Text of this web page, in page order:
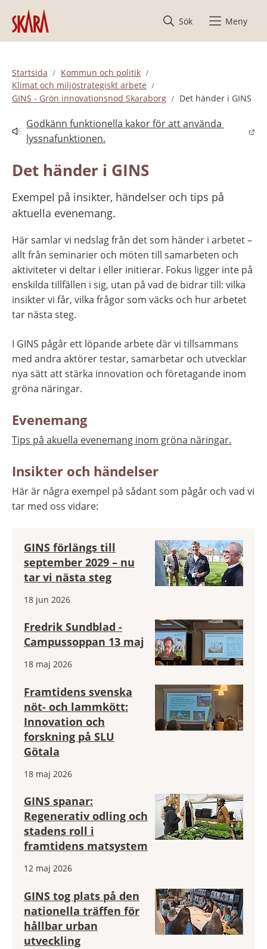
Hoppa till innehåll
Sök
Meny
Startsida
Kommun och politik
Klimat och miljöstrategiskt arbete
GINS - Grön innovationsnod Skaraborg
Det händer i GINS
Godkänn funktionella kakor för att använda
lyssnafunktionen.
Länk till annan webbplats.
Det händer i GINS
Exempel på insikter, händelser och tips på
aktuella evenemang.
Här samlar vi nedslag från det som händer i arbetet –
allt från seminarier och möten till samarbeten och
aktiviteter vi deltar i eller initierar. Fokus ligger inte på
enskilda tillfällen i sig, utan på vad de bidrar till: vilka
insikter vi får, vilka frågor som väcks och hur arbetet
tar nästa steg.
I GINS pågår ett löpande arbete där vi tillsammans
med andra aktörer testar, samarbetar och utvecklar
nya sätt att stärka innovation och företagande inom
gröna näringar.
Evenemang
Tips på akuella evenemang inom gröna näringar.
Insikter och händelser
Här är några exempel på sådant som pågår och vad vi
tar med oss vidare:
GINS förlängs till
september 2029 – nu
tar vi nästa steg
18 jun 2026
Fredrik Sundblad -
Campussoppan 13 maj
18 maj 2026
Framtidens svenska
nöt- och lammkött:
Innovation och
forskning på SLU
Götala
18 maj 2026
GINS spanar:
Regenerativ odling och
stadens roll i
framtidens matsystem
12 maj 2026
GINS tog plats på den
nationella träffen för
hållbar urban
utveckling